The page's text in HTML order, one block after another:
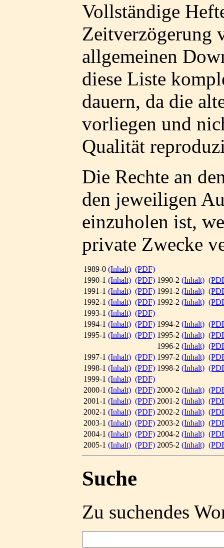
Vollständige
Zeitverzögerung
allgemeinen
diese Liste
dauern, da die
vorliegen und
Qualität
Die Rechte an
den jeweiligen
einzuholen ist,
private Zwecke
1989-0 (Inhalt) (PDF)
1990-1 (Inhalt) (PDF) 1990-2 (Inhalt)
1991-1 (Inhalt) (PDF) 1991-2 (Inhalt)
1992-1 (Inhalt) (PDF) 1992-2 (Inhalt)
1993-1 (Inhalt) (PDF)
1994-1 (Inhalt) (PDF) 1994-2 (Inhalt)
1995-1 (Inhalt) (PDF) 1995-2 (Inhalt)
1996-2 (Inhalt)
1997-1 (Inhalt) (PDF) 1997-2 (Inhalt)
1998-1 (Inhalt) (PDF) 1998-2 (Inhalt)
1999-1 (Inhalt) (PDF)
2000-1 (Inhalt) (PDF) 2000-2 (Inhalt)
2001-1 (Inhalt) (PDF) 2001-2 (Inhalt)
2002-1 (Inhalt) (PDF) 2002-2 (Inhalt)
2003-1 (Inhalt) (PDF) 2003-2 (Inhalt)
2004-1 (Inhalt) (PDF) 2004-2 (Inhalt)
2005-1 (Inhalt) (PDF) 2005-2 (Inhalt)
Suche
Zu suchendes